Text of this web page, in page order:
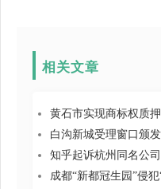
相关文章
黄石市实现商标权质
白沟新城受理窗口颁
知乎起诉杭州同名公
成都“新都冠生园”侵